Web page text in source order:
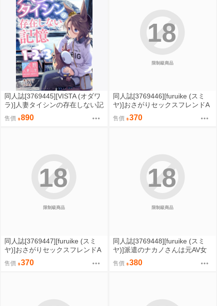
同人誌[3769445][VISTA (オダワ
ラ)]人妻タイシンの存在しない記
憶1+2+3 (Uma娘)
售價 890
限制級商品
18
同人誌[3769446][furuike (スミ
ヤ)]おさがりセックスフレンドA
nother 油谷サエ編 (原創)
售價 370
限制級商品
18
同人誌[3769447][furuike (スミ
ヤ)]おさがりセックスフレンドA
nother3 (原創)
售價 370
限制級商品
18
同人誌[3769448][furuike (スミ
ヤ)]派遣のナカノさんは元AV女
優～オフィスでドキドキセック
ス編～ (原創)
售價 380